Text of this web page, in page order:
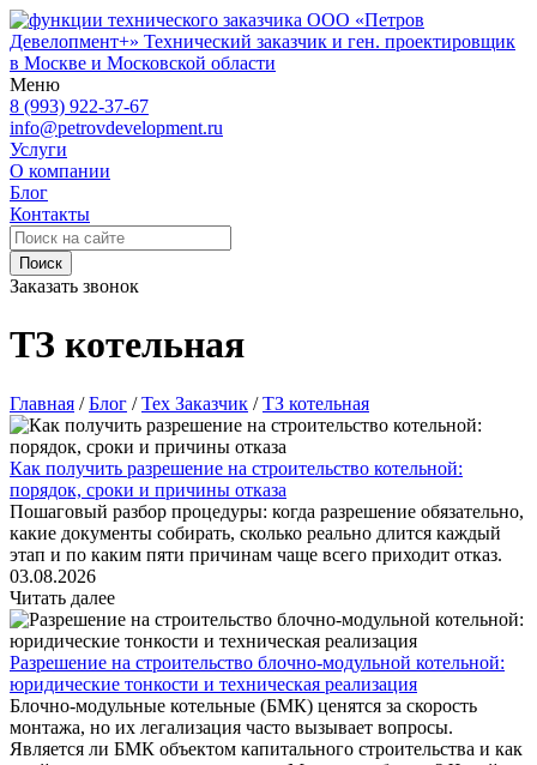
ООО «Петров
Девелопмент+» Технический заказчик и ген. проектировщик
в Москве и Московской области
Меню
8 (993) 922-37-67
info@petrovdevelopment.ru
Услуги
О компании
Блог
Контакты
Поиск
Заказать звонок
ТЗ котельная
Главная /Блог /Тех Заказчик /ТЗ котельная
Как получить разрешение на строительство котельной:
порядок, сроки и причины отказа
Пошаговый разбор процедуры: когда разрешение обязательно,
какие документы собирать, сколько реально длится каждый
этап и по каким пяти причинам чаще всего приходит отказ.
03.08.2026
Читать далее
Разрешение на строительство блочно-модульной котельной:
юридические тонкости и техническая реализация
Блочно-модульные котельные (БМК) ценятся за скорость
монтажа, но их легализация часто вызывает вопросы.
Является ли БМК объектом капитального строительства и как